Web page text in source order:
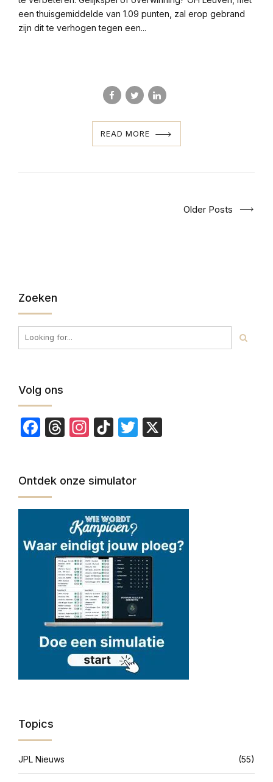
een thuisgemiddelde van 1.09 punten, zal erop gebrand
zijn dit te verhogen tegen een...
READ MORE
Older Posts
Zoeken
Volg ons
Facebook
Threads
Instagram
TikTokTwitter
Ontdek onze simulator
Topics
JPL Nieuws (55)